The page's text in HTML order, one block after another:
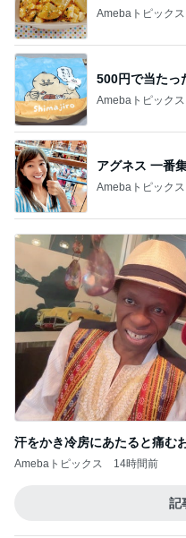
Amebaトピックス
500円で当たっ
Amebaトピックス
アグネス 一番
Amebaトピックス
汗をかき冷房にあたると痛む
Amebaトピックス 14時間前
記